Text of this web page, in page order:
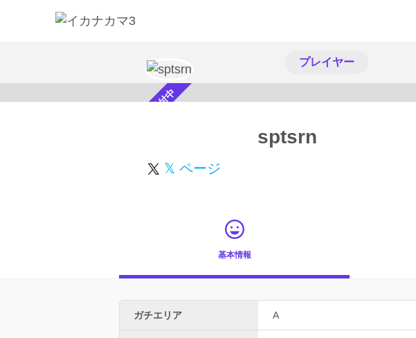
プレイヤー
スカウト受付中 sptsrn
𝕏 ページ
基本情報
ガチエリア A